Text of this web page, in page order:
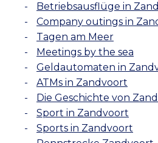
Betriebsausflüge in
Company outings in
Tagen am Meer
Meetings by the sea
Geldautomaten in
ATMs in Zandvoort
Die Geschichte von
Sport in Zandvoort
Sports in Zandvoort